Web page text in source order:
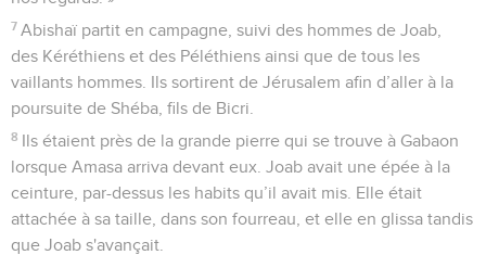
7 Abishaï partit en campagne, suivi des hommes de Joab,
des Kéréthiens et des Péléthiens ainsi que de tous les
vaillants hommes. Ils sortirent de Jérusalem afin d’aller à la
poursuite de Shéba, fils de Bicri.
8 Ils étaient près de la grande pierre qui se trouve à Gabaon
lorsque Amasa arriva devant eux. Joab avait une épée à la
ceinture, par-dessus les habits qu’il avait mis. Elle était
attachée à sa taille, dans son fourreau, et elle en glissa tandis
que Joab s'avançait.